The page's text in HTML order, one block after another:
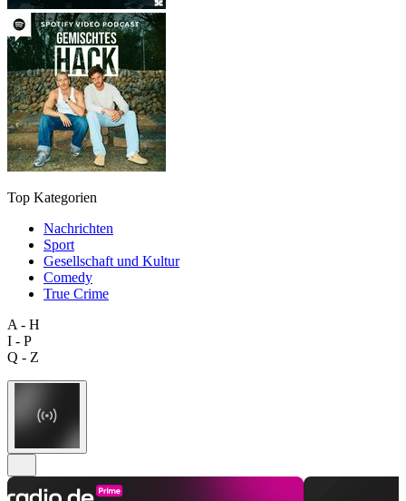
Top Kategorien
Nachrichten
Sport
Gesellschaft und Kultur
Comedy
True Crime
A - H
I - P
Q - Z